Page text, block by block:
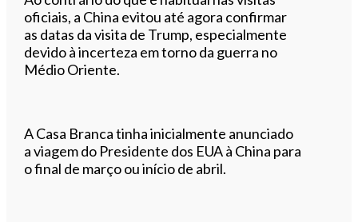
oficiais, a China evitou até agora confirmar
as datas da visita de Trump, especialmente
devido à incerteza em torno da guerra no
Médio Oriente.
A Casa Branca tinha inicialmente anunciado
a viagem do Presidente dos EUA à China para
o final de março ou início de abril.